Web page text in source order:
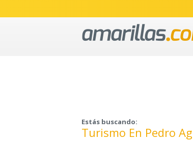
Estás buscando:
Turismo En Pedro